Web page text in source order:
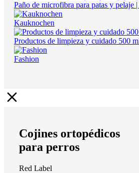
Paño de microfibra para patas y pelaje
Kauknochen
Productos de limpieza y cuidado 500
Fashion
Cojines ortopédicos
para perros
Red Label